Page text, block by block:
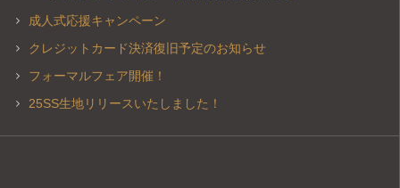
成人式応援キャンペーン
クレジットカード決済復旧予定のお知らせ
フォーマルフェア開催！
25SS生地リリースいたしました！